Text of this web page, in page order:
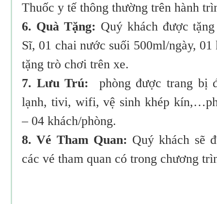
Thuốc y tế thông thường trên hành
6. Quà Tặng: Quý khách được
Sĩ, 01 chai nước suối 500ml/ngày, 01
tặng trò chơi trên xe.
7. Lưu Trú:
phòng được trang bị
lạnh, tivi, wifi, vệ sinh khép
– 04 khách/phòng.
8. Vé Tham Quan: Quý khách sẽ
các vé tham quan có trong chương